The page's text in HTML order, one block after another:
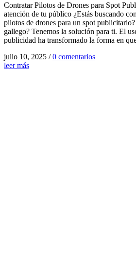
Contratar Pilotos de Drones para Spot
atención de tu público ¿Estás buscando
pilotos de drones para un spot
gallego? Tenemos la solución para ti. El
publicidad ha transformado la forma en
julio 10, 2025 / 0 comentarios
leer más